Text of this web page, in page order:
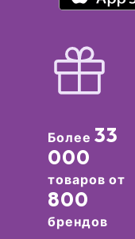
Более 33
000
товаров от
800
брендов